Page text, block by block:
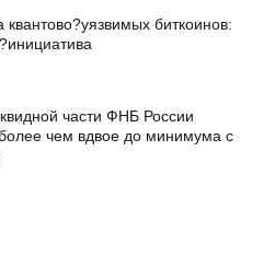
квантово?уязвимых биткоинов:
части ФНБ России
чем вдвое до минимума с